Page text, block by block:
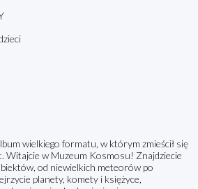
wielkiego formatu, w którym zmieścił się
Witajcie w Muzeum Kosmosu! Znajdziecie
od niewielkich meteorów po
planety, komety i księżyce,